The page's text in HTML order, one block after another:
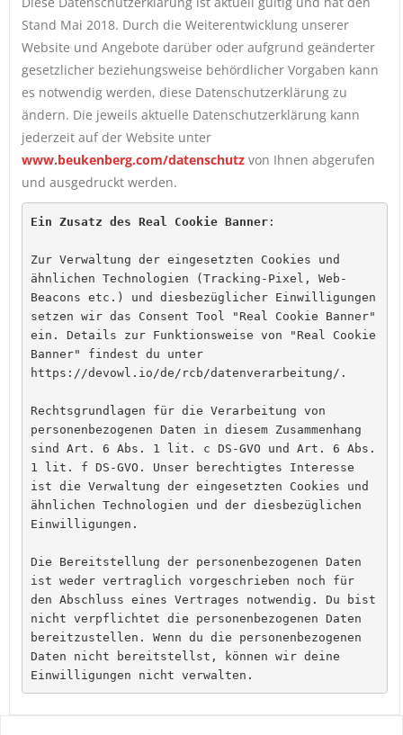
Stand Mai 2018. Durch die Weiterentwicklung unserer
Website und Angebote darüber oder aufgrund geänderter
gesetzlicher beziehungsweise behördlicher Vorgaben kann
es notwendig werden, diese Datenschutzerklärung zu
ändern. Die jeweils aktuelle Datenschutzerklärung kann
jederzeit auf der Website unter
www.beukenberg.com/datenschutzvon Ihnen abgerufen
und ausgedruckt werden.
Ein Zusatz des Real Cookie Banner :
Zur Verwaltung der eingesetzten Cookies und
ähnlichen Technologien (Tracking-Pixel, Web-
Beacons etc.) und diesbezüglicher Einwilligungen
setzen wir das Consent Tool "Real Cookie Banner"
ein. Details zur Funktionsweise von "Real Cookie
Banner" findest du unter
https://devowl.io/de/rcb/datenverarbeitung/.
Rechtsgrundlagen für die Verarbeitung von
personenbezogenen Daten in diesem Zusammenhang
sind Art. 6 Abs. 1 lit. c DS-GVO und Art. 6 Abs.
1 lit. f DS-GVO. Unser berechtigtes Interesse
ist die Verwaltung der eingesetzten Cookies und
ähnlichen Technologien und der diesbezüglichen
Einwilligungen.
Die Bereitstellung der personenbezogenen Daten
ist weder vertraglich vorgeschrieben noch für
den Abschluss eines Vertrages notwendig. Du bist
nicht verpflichtet die personenbezogenen Daten
bereitzustellen. Wenn du die personenbezogenen
Daten nicht bereitstellst, können wir deine
Einwilligungen nicht verwalten.